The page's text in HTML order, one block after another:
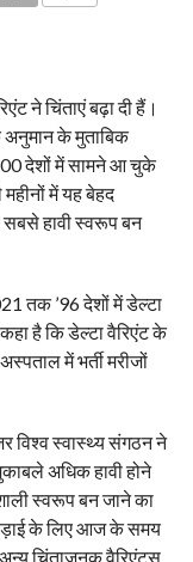
ने चिंताएं बढ़ा दी हैं।
अनुमान के मुताबिक
देशों में सामने आ चुके
में यह बेहद
सबसे हावी स्वरूप बन
तक ’96 देशों में डेल्टा
है कि डेल्टा वैरिएंट के
में भर्ती मरीजों
विश्व स्वास्थ्य संगठन ने
अधिक हावी होने
स्वरूप बन जाने का
के लिए आज के समय
चिंताजनक वैरिएंट्स